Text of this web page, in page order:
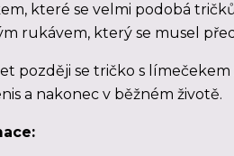
které se velmi podobá
rukávem, který se musel
později se tričko s
a nakonec v běžném životě.